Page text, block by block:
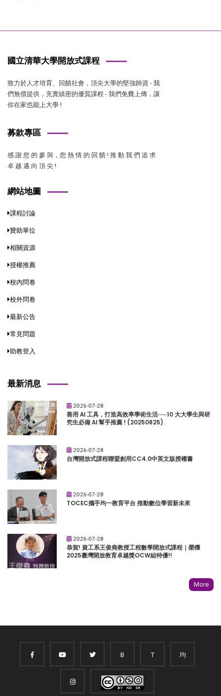
國立清華大學開放式課程
致力於人才培育、回饋社會，頂尖大學的堅強師資 - 我
們無償提供，充實縝密的優質課程 - 我們免費上傳，讓
你在家也能上大學 !
募款專區
感 謝 您 的 參 與，您 熱 情 的 回 饋 ! 推 動 我 們 追 求
卓 越 邁 向 頂 尖 !
網站地圖
課程討論
贊助單位
相關資源
授權推薦
校內問卷
校外問卷
最新公告
常見問題
助教登入
最新消息
2026-07-28
善用 AI 工具，打造高效率學術生活──10 大大學生與研
究生必備 AI 幫手推薦 ! (20250825)
2026-07-28
台灣開放式課程聯盟創用CC4.0中英文版授權書
2026-07-28
TOCEC攜手均一教育平台 推動數位學習新未來
2026-07-28
恭賀! 資工系王俊堯教授工程數學開放式課程｜榮獲
2025臺灣開放教育卓越獎OCW組特優!!
More
B T 均